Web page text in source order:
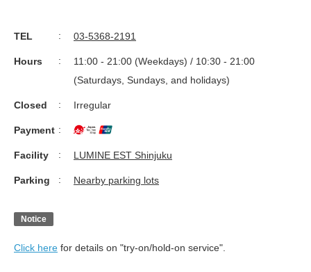
TEL 03-5368-2191
Hours
11:00 - 21:00 (Weekdays) / 10:30 - 21:00
(Saturdays, Sundays, and holidays)
Closed Irregular
Payment
Facility LUMINE EST Shinjuku
Parking Nearby parking lots
Notice
Click here for details on "try-on/hold-on service".